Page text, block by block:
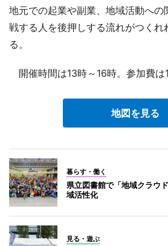
地元での起業や副業、地域活動への
戦する人を後押しする流れがつくれ
る。
開催時間は13時～16時。参加費は
地図を見る
暮らす・働く
県立図書館で「地域クラウ
域活性化
見る・遊ぶ